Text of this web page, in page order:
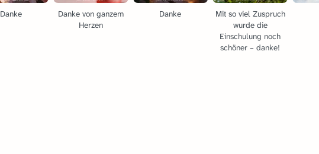
Danke
Danke von ganzem
Herzen
Danke
Mit so viel Zuspruch
wurde die
Einschulung noch
schöner – danke!